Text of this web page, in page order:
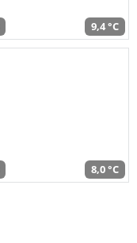
9,4 °C
8,0 °C